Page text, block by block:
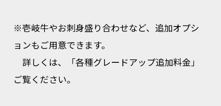
※壱岐牛やお刺身盛り合わせなど、追加オプシ
ョンもご用意できます。
詳しくは、「各種グレードアップ追加料金」
ご覧ください。